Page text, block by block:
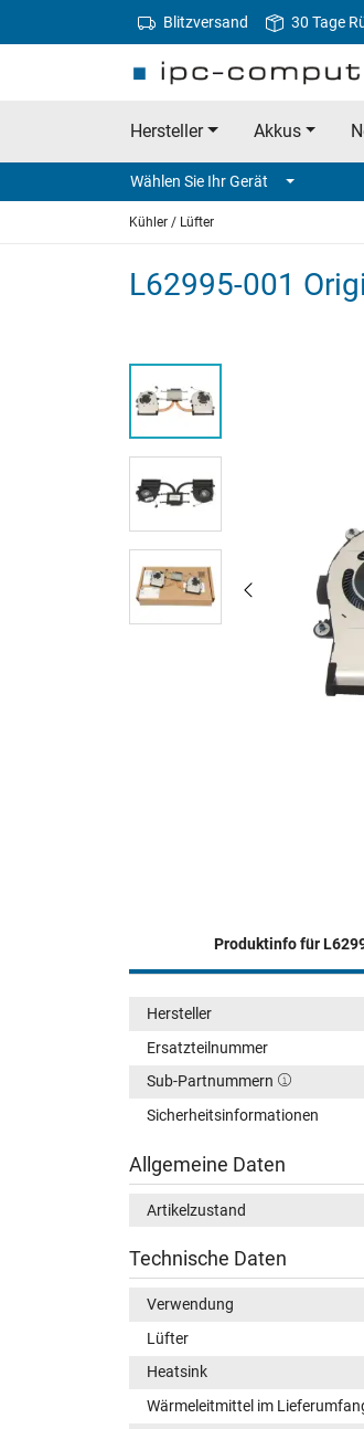
Blitzversand 30 Tage
Hersteller Akkus
Wählen Sie Ihr Gerät
Kühler / Lüfter
L62995-001
Produktinfo für
Hersteller
Ersatzteilnummer
Sub-Partnummern
Sicherheitsinformationen
Allgemeine Daten
Artikelzustand
Technische Daten
Verwendung
Lüfter
Heatsink
Wärmeleitmittel im